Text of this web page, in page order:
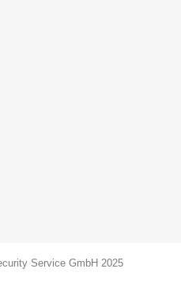
Service GmbH 2025